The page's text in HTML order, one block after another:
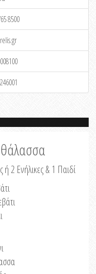
8500
θάλασσα
ή 2 Ενήλικες & 1 Παιδί